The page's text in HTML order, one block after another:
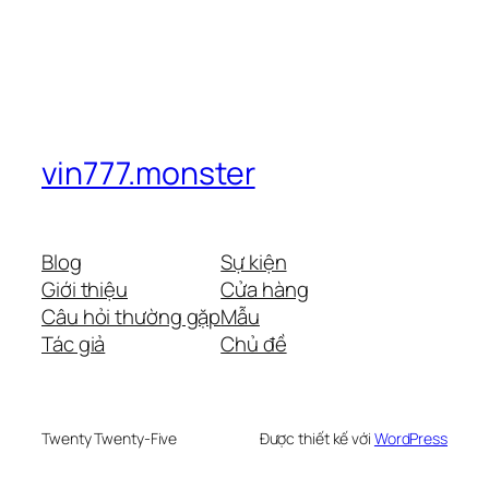
vin777.monster
Blog
Giới thiệu
Câu hỏi thường gặp
Tác giả
Sự kiện
Cửa hàng
Mẫu
Chủ đề
Twenty Twenty-Five Được thiết kế với WordPress